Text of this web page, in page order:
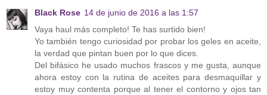
Black Rose 14 de junio de 2016 a las 1:57
Vaya haul más completo! Te has surtido bien!
Yo también tengo curiosidad por probar los geles en aceite,
la verdad que pintan buen por lo que dices.
Del bifásico he usado muchos frascos y me gusta, aunque
ahora estoy con la rutina de aceites para desmaquillar y
estoy muy contenta porque al tener el contorno y ojos tan